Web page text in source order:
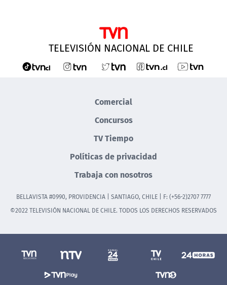
TELEVISIÓN NACIONAL DE CHILE
Comercial
Concursos
TV Tiempo
Políticas de privacidad
Trabaja con nosotros
BELLAVISTA #0990, PROVIDENCIA | SANTIAGO, CHILE | F: (+56-2)2707 7777
©2022 TELEVISIÓN NACIONAL DE CHILE. TODOS LOS DERECHOS RESERVADOS